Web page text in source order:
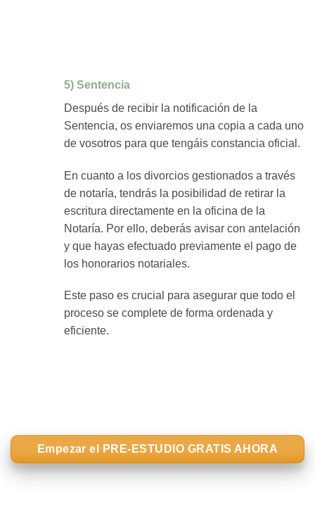
5) Sentencia
Después de recibir la notificación de la
Sentencia, os enviaremos una copia a cada uno
de vosotros para que tengáis constancia oficial.
En cuanto a los divorcios gestionados a través
de notaría, tendrás la posibilidad de retirar la
escritura directamente en la oficina de la
Notaría. Por ello, deberás avisar con antelación
y que hayas efectuado previamente el pago de
los honorarios notariales.
Este paso es crucial para asegurar que todo el
proceso se complete de forma ordenada y
eficiente.
Empezar el PRE-ESTUDIO GRATIS AHORA